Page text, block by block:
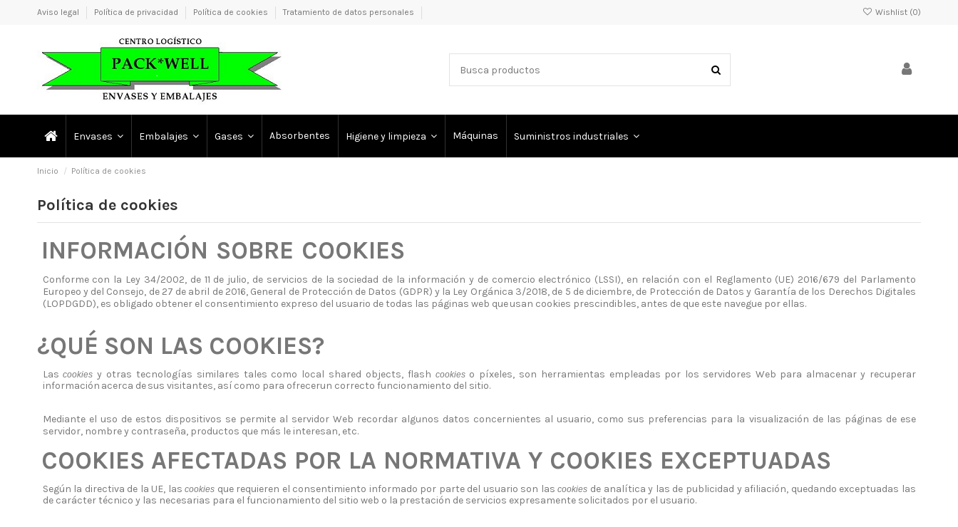
Aviso legal Política de privacidad Política de cookies Tratamiento de datos personales Wishlist (0)
Envases Embalajes Gases Absorbentes Higiene y limpieza Máquinas Suministros industriales
Inicio Política de cookies
Política de cookies
INFORMACIÓN SOBRE COOKIES
Conforme con la Ley 34/2002, de 11 de julio, de servicios de la sociedad de la información y de comercio electrónico (LSSI), en relación con el Reglamento (UE) 2016/679 del Parlamento
Europeo y del Consejo, de 27 de abril de 2016, General de Protección de Datos (GDPR) y la Ley Orgánica 3/2018, de 5 de diciembre, de Protección de Datos y Garantía de los Derechos Digitales
(LOPDGDD), es obligado obtener el consentimiento expreso del usuario de todas las páginas web que usan cookies prescindibles, antes de que este navegue por ellas.
¿QUÉ SON LAS COOKIES?
Lascookiesy otras tecnologías similares tales como local shared objects, flash cookies o píxeles, son herramientas empleadas por los servidores Web para almacenar y recuperar
información acerca desus visitantes, asícomo para ofrecerun correcto funcionamiento del sitio.
Mediante el uso de estos dispositivos se permite al servidor Web recordar algunos datos concernientes al usuario, como sus preferencias para la visualización de las páginas de ese
servidor, nombre y contraseña, productos que más le interesan, etc.
COOKIES AFECTADAS POR LA NORMATIVA Y COOKIES EXCEPTUADAS
Según la directiva de la UE, lascookies que requieren el consentimiento informado por parte del usuario son lascookies de analítica y las de publicidad y afiliación, quedando exceptuadas las
de caráctertécnico y las necesarias para el funcionamiento del sitio web o la prestación de servicios expresamente solicitados por el usuario.